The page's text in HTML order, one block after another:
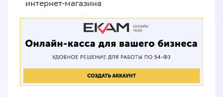
интернет-магазина